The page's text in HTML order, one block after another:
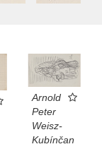
Arnold
Peter
Weisz-
Kubínčan